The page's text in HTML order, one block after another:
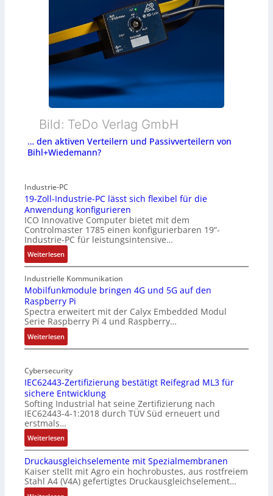
Bild: TeDo Verlag GmbH
… den aktiven Verteilern und Passivverteilern von
Bihl+Wiedemann?
Industrie-PC
19-Zoll-Industrie-PC lässt sich flexibel für die
Anwendung konfigurieren
ICO Innovative Computer bietet mit dem
Controlmaster 1785 einen konfigurierbaren 19“-
Industrie-PC für leistungsintensive…
Weiterlesen:
1
9
-
Z
o
l
l
-
n
d
u
s
t
r
i
e
-
P
C
Industrielle Kommunikation
Mobilfunkmodule bringen 4G und 5G auf den
Raspberry Pi
Spectra erweitert mit der Calyx Embedded Modul
Serie Raspberry Pi 4 und Raspberry…
Weiterlesen:
M
b
i
l
f
u
n
k
m
o
d
u
Cybersecurity
IEC62443-Zertifizierung bestätigt Reifegrad ML3 für
sichere Entwicklung
Softing Industrial hat seine Zertifizierung nach
IEC62443-4-1:2018 durch TÜV Süd erneuert und
erstmals…
Weiterlesen:
I
E
6
Druckausgleichselemente mit Spezialmembranen
Kaiser stellt mit Agro ein hochrobustes, aus rostfreiem
Stahl A4 (V4A) gefertigtes Druckausgleichselement…